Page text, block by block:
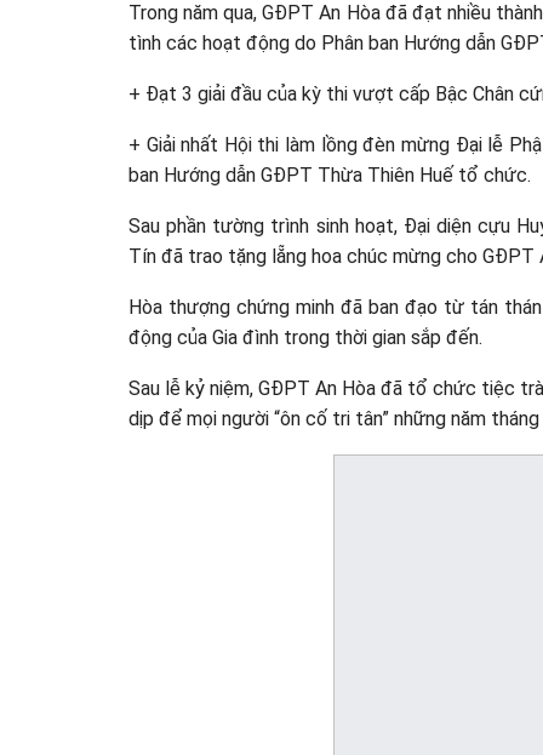
Trong năm qua, GĐPT An Hòa đã đạt nhiều
tình các hoạt động do Phân ban Hướng dẫn
+ Đạt 3 giải đầu của kỳ thi vượt cấp Bậc Chân
+ Giải nhất Hội thi làm lồng đèn mừng Đại lễ
ban Hướng dẫn GĐPT Thừa Thiên Huế tổ chức.
Sau phần tường trình sinh hoạt, Đại diện cựu
Tín đã trao tặng lẵng hoa chúc mừng cho GĐPT
Hòa thượng chứng minh đã ban đạo từ tán
động của Gia đình trong thời gian sắp đến.
Sau lễ kỷ niệm, GĐPT An Hòa đã tổ chức tiệc
dịp để mọi người “ôn cố tri tân” những năm